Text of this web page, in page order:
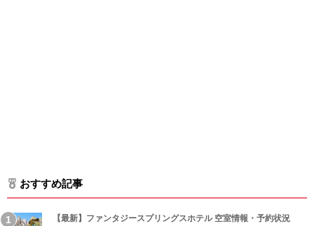
おすすめ記事
【最新】ファンタジースプリングスホテル 空室情報・予約状況